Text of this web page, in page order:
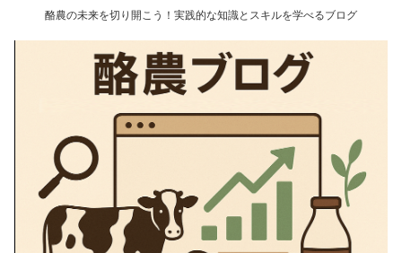
酪農の未来を切り開こう！実践的な知識とスキルを学べるブログ